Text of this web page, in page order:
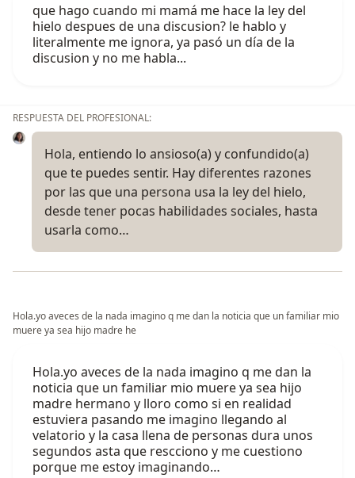
que hago cuando mi mamá me hace la ley del
hielo despues de una discusion? le hablo y
literalmente me ignora, ya pasó un día de la
discusion y no me habla...
RESPUESTA DEL PROFESIONAL:
Hola, entiendo lo ansioso(a) y confundido(a)
que te puedes sentir. Hay diferentes razones
por las que una persona usa la ley del hielo,
desde tener pocas habilidades sociales, hasta
usarla como…
Hola.yo aveces de la nada imagino q me dan la noticia que un familiar mio
muere ya sea hijo madre he
Hola.yo aveces de la nada imagino q me dan la
noticia que un familiar mio muere ya sea hijo
madre hermano y lloro como si en realidad
estuviera pasando me imagino llegando al
velatorio y la casa llena de personas dura unos
segundos asta que rescciono y me cuestiono
porque me estoy imaginando…